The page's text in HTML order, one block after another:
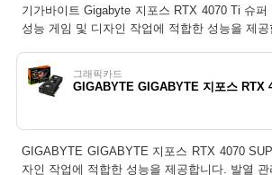
기가바이트 Gigabyte 지포스 RTX 4070 Ti 슈
성능 게임 및 디자인 작업에 적합한 성능을 제
그래픽카드
GIGABYTE GIGABYTE 지포스 RTX
GIGABYTE GIGABYTE 지포스 RTX 4070
자인 작업에 적합한 성능을 제공합니다. 발열